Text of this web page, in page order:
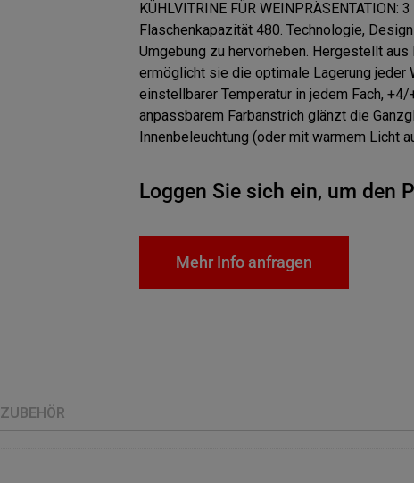
KÜHLVITRINE FÜR WEINPRÄSENTATION:
Flaschenkapazität 480. Technologie,
Umgebung zu hervorheben. Hergestellt aus
ermöglicht sie die optimale Lagerung jeder
einstellbarer Temperatur in jedem Fach,
anpassbarem Farbanstrich glänzt die
Innenbeleuchtung (oder mit warmem Licht
Loggen Sie sich ein, um den
Mehr Info anfragen
ZUBEHÖR